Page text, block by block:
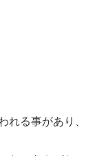
れる事があり、